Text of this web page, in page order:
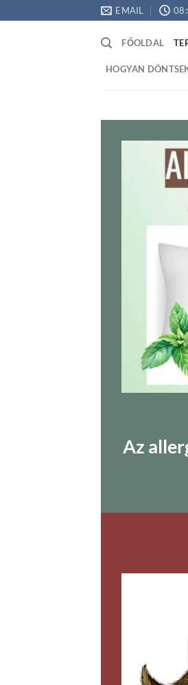
to
EMAIL
FŐOLDAL
HOGYAN
Az